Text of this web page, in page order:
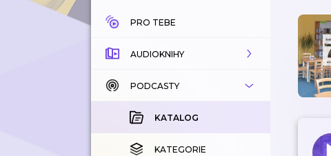
PRO TEBE
AUDIOKNIHY
KATALOG
KOUPENÉ
KATEGORIE
PODCASTY
KATALOG
KATEGORIE